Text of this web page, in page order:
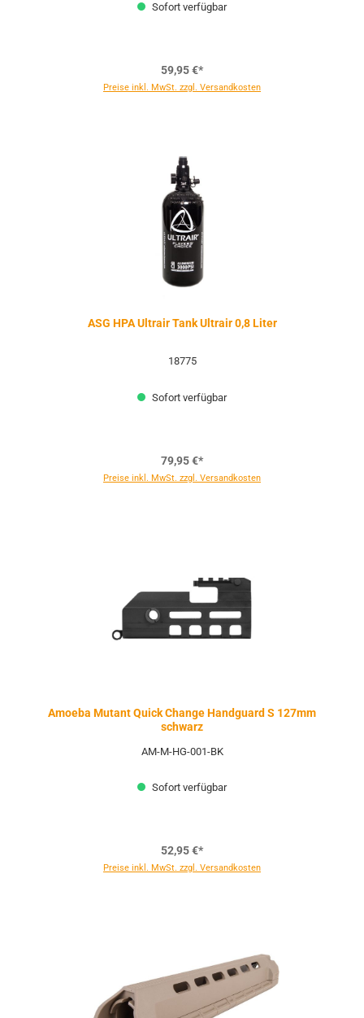
Sofort verfügbar
59,95 €*
Preise inkl. MwSt. zzgl. Versandkosten
ASG HPA Ultrair Tank Ultrair 0,8 Liter
18775
Sofort verfügbar
79,95 €*
Preise inkl. MwSt. zzgl. Versandkosten
Amoeba Mutant Quick Change Handguard S 127mm
schwarz
AM-M-HG-001-BK
Sofort verfügbar
52,95 €*
Preise inkl. MwSt. zzgl. Versandkosten